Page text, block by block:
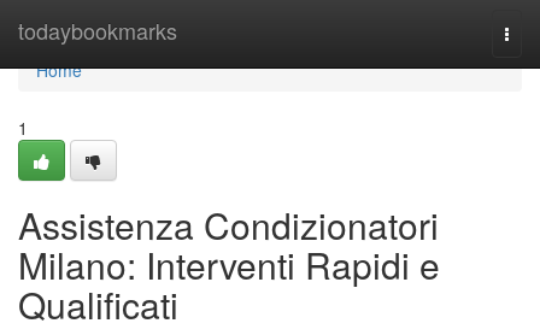
todaybookmarks
Home
Home
1
Assistenza Condizionatori
Milano: Interventi Rapidi e
Qualificati